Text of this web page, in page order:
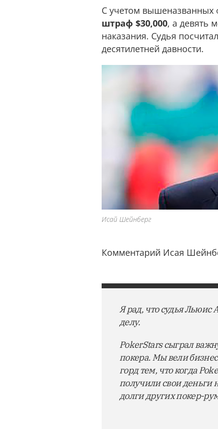
С учетом вышеназванных
штраф $30,000, а девять
наказания. Судья
десятилетней давности.
Исай Шейнберг
Комментарий Исая
Я рад, что судья
делу.
PokerStars сыграл
покера. Мы вели
горд тем, что когда
получили свои деньги
долги других покер-